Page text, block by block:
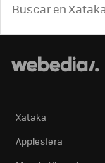
Xataka
Applesfera